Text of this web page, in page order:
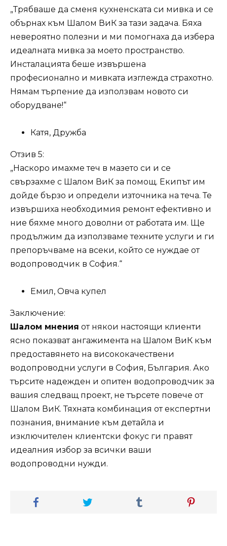
„Трябваше да сменя кухненската си мивка и се
обърнах към Шалом ВиК за тази задача. Бяха
невероятно полезни и ми помогнаха да избера
идеалната мивка за моето пространство.
Инсталацията беше извършена
професионално и мивката изглежда страхотно.
Нямам търпение да използвам новото си
оборудване!“
Катя, Дружба
Отзив 5:
„Наскоро имахме теч в мазето си и се
свързахме с Шалом ВиК за помощ. Екипът им
дойде бързо и определи източника на теча. Те
извършиха необходимия ремонт ефективно и
ние бяхме много доволни от работата им. Ще
продължим да използваме техните услуги и ги
препоръчваме на всеки, който се нуждае от
водопроводчик в София.“
Емил, Овча купел
Заключение:
Шалом мнения от някои настоящи клиенти
ясно показват ангажимента на Шалом ВиК към
предоставянето на висококачествени
водопроводни услуги в София, България. Ако
търсите надежден и опитен водопроводчик за
вашия следващ проект, не търсете повече от
Шалом ВиК. Тяхната комбинация от експертни
познания, внимание към детайла и
изключителен клиентски фокус ги правят
идеалния избор за всички ваши
водопроводни нужди.